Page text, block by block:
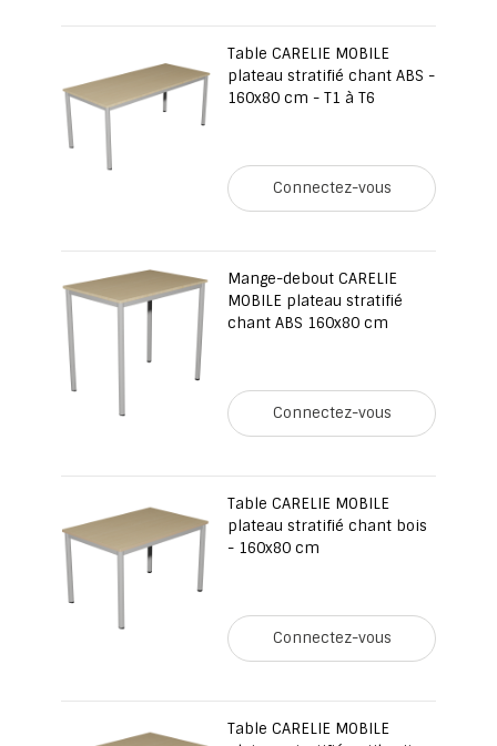
Table CARELIE MOBILE
plateau stratifié chant ABS -
160x80 cm - T1 à T6
Connectez-vous
Mange-debout CARELIE
MOBILE plateau stratifié
chant ABS 160x80 cm
Connectez-vous
Table CARELIE MOBILE
plateau stratifié chant bois
- 160x80 cm
Connectez-vous
Table CARELIE MOBILE